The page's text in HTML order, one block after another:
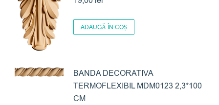
ADAUGĂ ÎN COȘ
BANDA DECORATIVA
TERMOFLEXIBIL MDM0123 2,3*100
CM